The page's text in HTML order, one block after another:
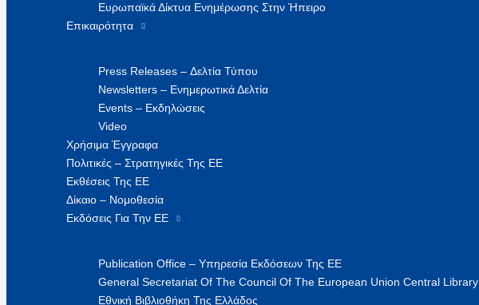
Ευρωπαϊκά Δίκτυα Ενημέρωσης Στην Ήπειρο
Επικαιρότητα
Press Releases – Δελτία Τύπου
Newsletters – Ενημερωτικά Δελτία
Events – Εκδηλώσεις
Video
Χρήσιμα Έγγραφα
Πολιτικές – Στρατηγικές Της ΕΕ
Εκθέσεις Της ΕΕ
Δίκαιο – Νομοθεσία
Εκδόσεις Για Την ΕΕ
Publication Office – Υπηρεσία Εκδόσεων Της ΕΕ
General Secretariat Of The Council Of The European Union Central Library
Εθνική Βιβλιοθήκη Της Ελλάδος